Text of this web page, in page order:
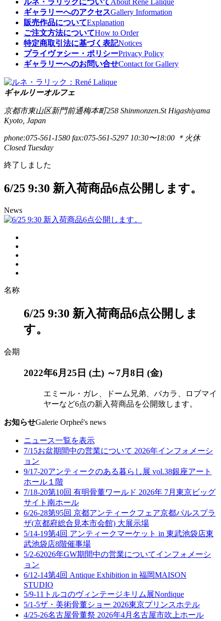
ルネ・ラリックについてAbout René Lalique
ギャラリーへのアクセスGallery Information
販売作品についてExplanation
ご注文方法についてHow to Order
特定商取引法に基づく表記Notices
プライヴァシー・ポリシーPrivacy Policy
ギャラリーへのお問い合せContact for Gallery
ギャルリーオルフェ
京都市東山区新門前通梅本町258 Shinmonzen.St Higashiyama
Kyoto, Japan
phone:075-561-1580 fax:075-561-5297 10:30〜18:00 ＊火休
Closed Tuesday
終了しました
6/25 9:30 新入荷商品6点公開します。
News
名称
6/25 9:30 新入荷商品6点公開しま
す。
会期
2022年6月25日 (土) ～7月8日 (金)
エミール・ガレ、ドーム兄弟、バカラ、ロブマイ
ヤーなど6点の新入荷商品を公開致します。
お知らせGalerie Orpheé's news
ニュース一覧を表示
7/15お盆期間中の営業について 2026年インフォメーシ
ョン
9/17-20アンティークのある暮らし展 vol.38銀座アート
ホール１階
7/18-20第10回 有明骨董ワールド 2026年 7月 東京ビッグ
サイト南ホール
6/26-28第95回 京都アンティークフェア京都パルスプラ
ザ(京都府総合見本市会館) 大展示場
5/14-19第4回 アンティークマーケット in 東武池袋店東
武池袋店8階催事場
5/2-62026年GW期間中の営業についてインフォメーシ
ョン
6/12-14第4回 Antique Exhibition in 福岡MAISON
STUDIO
5/9-11 トルコのヴィンテージキリム展Nordique
5/1-5ザ・美術骨董ショー 2026東京プリンスホテル
4/25-26名古屋骨董祭 2026年4月 名古屋市吹上ホール